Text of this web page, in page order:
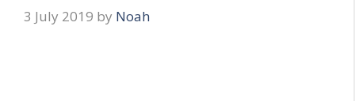
3 July 2019 by Noah